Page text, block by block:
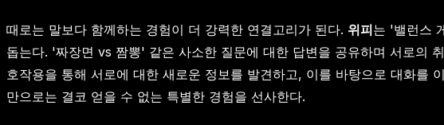
때로는 말보다 함께하는 경험이 더 강력한 연결고리가 된다. 위피는 '밸런스
돕는다. '짜장면 vs 짬뽕' 같은 사소한 질문에 대한 답변을 공유하며 서로의
호작용을 통해 서로에 대한 새로운 정보를 발견하고, 이를 바탕으로 대화를
만으로는 결코 얻을 수 없는 특별한 경험을 선사한다.